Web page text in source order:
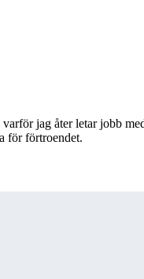
jag åter letar jobb
för förtroendet.